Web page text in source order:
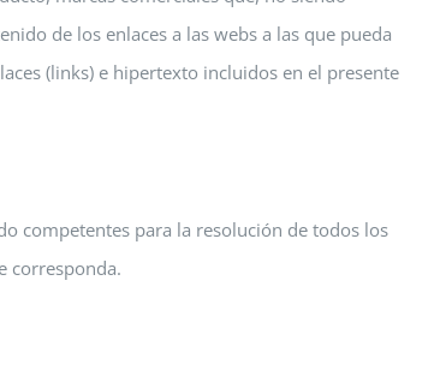
de los enlaces a las webs a las que pueda
(links) e hipertexto incluidos en el presente
competentes para la resolución de todos los
corresponda.